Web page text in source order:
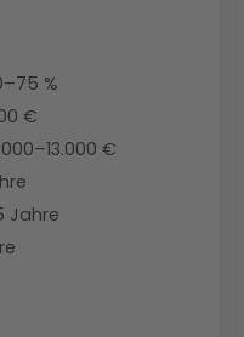
%
€
€
Jahre